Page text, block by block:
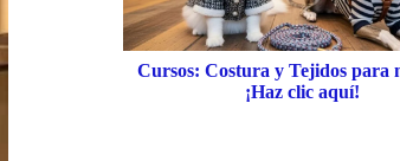
Cursos: Costura y Tejidos para
¡Haz clic aquí!